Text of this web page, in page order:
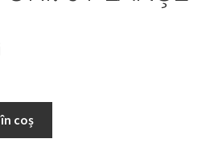
este:
79,92 lei.
coș